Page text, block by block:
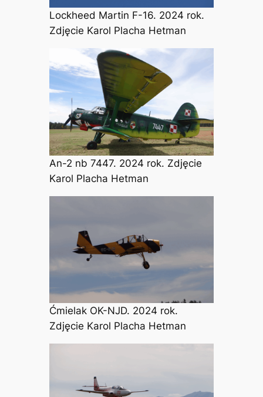
Lockheed Martin F-16. 2024 rok.
Zdjęcie Karol Placha Hetman
An-2 nb 7447. 2024 rok. Zdjęcie
Karol Placha Hetman
Ćmielak OK-NJD. 2024 rok.
Zdjęcie Karol Placha Hetman